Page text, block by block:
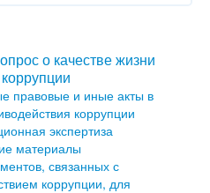
о качестве жизни
правовые и иные акты в
коррупции
экспертиза
материалы
связанных с
коррупции, для